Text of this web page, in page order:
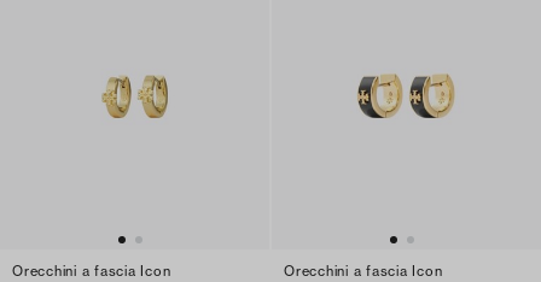
Orecchini a fascia Icon
Orecchini a fascia Icon